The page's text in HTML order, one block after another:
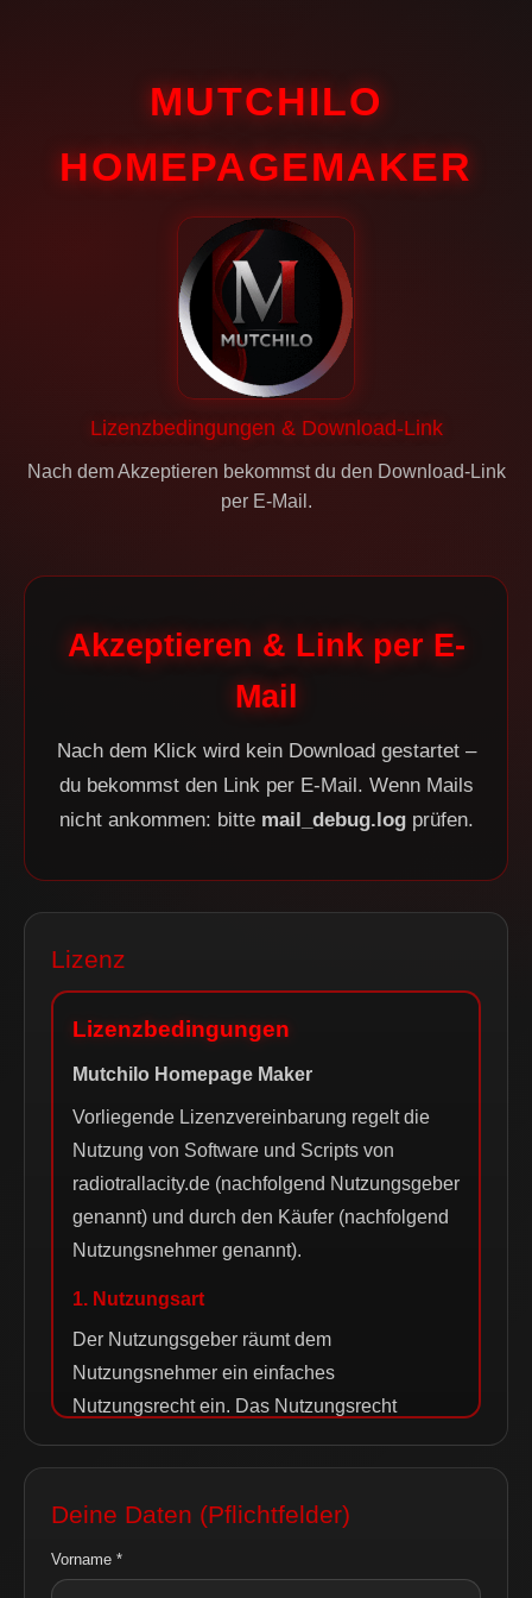
MUTCHILO
HOMEPAGEMAKER
Lizenzbedingungen & Download-Link
Nach dem Akzeptieren bekommst du den Download-Link
per E-Mail.
Akzeptieren & Link per E-
Mail
Nach dem Klick wird kein Download gestartet –
du bekommst den Link per E-Mail. Wenn Mails
nicht ankommen: bitte mail_debug.logprüfen.
Lizenz
Lizenzbedingungen
Mutchilo Homepage Maker
Vorliegende Lizenzvereinbarung regelt die
Nutzung von Software und Scripts von
radiotrallacity.de (nachfolgend Nutzungsgeber
genannt) und durch den Käufer (nachfolgend
Nutzungsnehmer genannt).
1. Nutzungsart
Der Nutzungsgeber räumt dem
Nutzungsnehmer ein einfaches
Nutzungsrecht ein. Das Nutzungsrecht
beinhaltet die umfängliche Verwendung der
überlassenen Scripts des Nutzungsgebers für
die privaten Angebote des Nutzungsnehmers.
Deine Daten (Pflichtfelder)
Vorname *